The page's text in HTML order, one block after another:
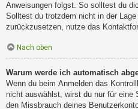
Anweisungen folgst. So solltest du
Solltest du trotzdem nicht in der
zurückzusetzen, nutze das
Nach oben
Warum werde ich automatisch
Wenn du beim Anmelden das
nicht auswählst, wirst du nur für eine
den Missbrauch deines